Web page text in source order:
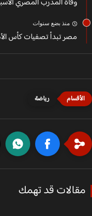
وفاة المدرب المصري الأسبق
منذ بضع سنوات
مصر تبدأ تصفيات كأس الأمم الأفريقية 2025
رياضة
قد تهمك